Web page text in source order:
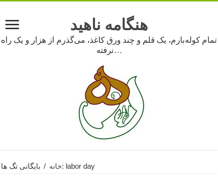
هنگامه ناهید
تمام کوله‌بارم، یک قلم و چند ورق کاغذ، می‌گذرم از هزار و یک راه
نرفته…
خانه / بایگانی تگ ها: labor day